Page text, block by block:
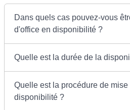
Dans quels cas pouvez-vous
d'office en disponibilité ?
Quelle est la durée de la
Quelle est la procédure de mise
disponibilité ?